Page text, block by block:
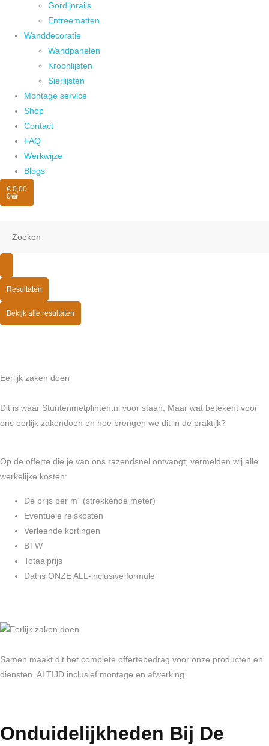
Gordijnrails
Entreematten
Wanddecoratie
Wandpanelen
Kroonlijsten
Sierlijsten
Montage service
Shop
Contact
FAQ
Werkwijze
Blogs
€ 0,00
0
Resultaten
Bekijk alle resultaten
Eerlijk zaken doen
Dit is waar Stuntenmetplinten.nl voor staan; Maar wat betekent voor
ons eerlijk zakendoen en hoe brengen we dit in de praktijk?
Op de offerte die je van ons razendsnel ontvangt, vermelden wij alle
werkelijke kosten:
De prijs per m¹ (strekkende meter)
Eventuele reiskosten
Verleende kortingen
BTW
Totaalprijs
Dat is ONZE ALL-inclusive formule
Samen maakt dit het complete offertebedrag voor onze producten en
diensten. ALTIJD inclusief montage en afwerking.
Onduidelijkheden Bij De